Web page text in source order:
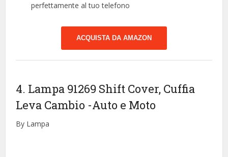
perfettamente al tuo telefono
ACQUISTA DA AMAZON
4. Lampa 91269 Shift Cover, Cuffia
Leva Cambio -Auto e Moto
By Lampa